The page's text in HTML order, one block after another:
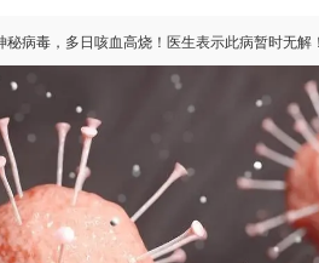
病毒，多日咳血高烧！医生表示此病暂时无解！